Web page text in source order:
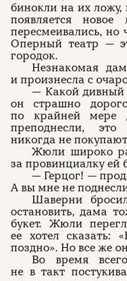
бинокли на их ложу,
появляется новое
пересмеивались, но
Оперный театр —
городок.
Незнакомая
и произнесла с
— Какой дивный
он страшно
по крайней мере
преподнесли,
никогда не
Жюли широко
за провинциалку ей
— Герцог! —
А вы мне не
Шаверни
остановить, дама
букет. Жюли
ее хотел сказать:
поздно». Но все же
Во время
не в такт